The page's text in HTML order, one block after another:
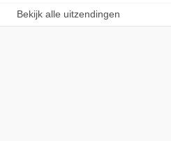
Bekijk alle uitzendingen